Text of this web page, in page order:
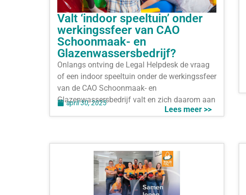
Valt ‘indoor speeltuin’ onder
werkingssfeer van CAO
Schoonmaak- en
Glazenwassersbedrijf?
Onlangs ontving de Legal Helpdesk de vraag
of een indoor speeltuin onder de werkingssfeer
van de CAO Schoonmaak- en
Glazenwassersbedrijf valt en zich daarom aan
Lees meer >>
april 30, 2025